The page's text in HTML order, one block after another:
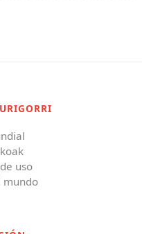
uso
mundo